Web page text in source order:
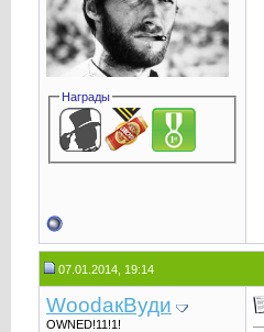
Награды
07.01.2014, 19:14
WoodaкВуди
OWNED!11!1!